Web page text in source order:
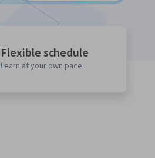
Flexible schedule
Learn at your own pace